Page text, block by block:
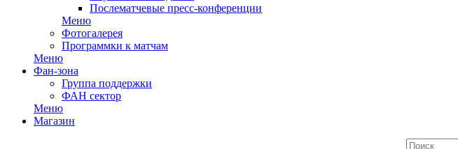
Послематчевые пресс-конференции
Меню
Фотогалерея
Программки к матчам
Меню
Фан-зона
Группа поддержки
ФАН сектор
Меню
Магазин